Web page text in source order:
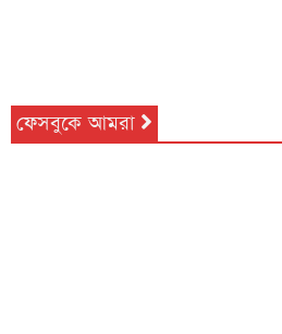
ফেসবুকে আমরা